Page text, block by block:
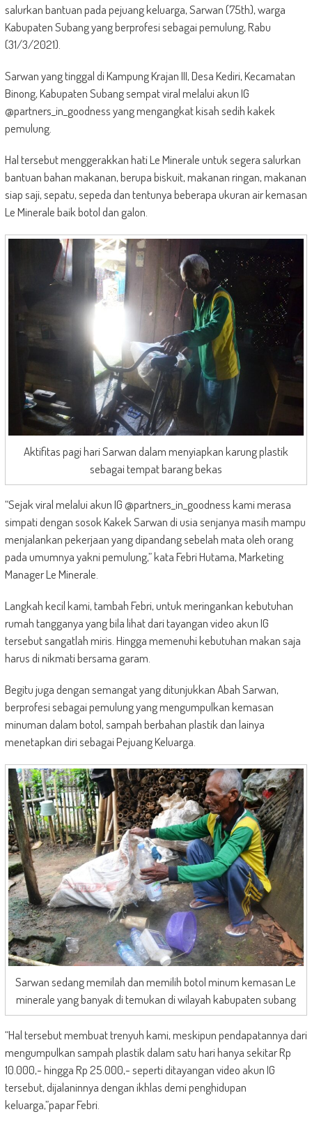
salurkan bantuan pada pejuang keluarga, Sarwan (75th), warga
Kabupaten Subang yang berprofesi sebagai pemulung, Rabu
(31/3/2021).
Sarwan yang tinggal di Kampung Krajan III, Desa Kediri, Kecamatan
Binong, Kabupaten Subang sempat viral melalui akun IG
@partners_in_goodness yang mengangkat kisah sedih kakek
pemulung.
Hal tersebut menggerakkan hati Le Minerale untuk segera salurkan
bantuan bahan makanan, berupa biskuit, makanan ringan, makanan
siap saji, sepatu, sepeda dan tentunya beberapa ukuran air kemasan
Le Minerale baik botol dan galon.
Aktifitas pagi hari Sarwan dalam menyiapkan karung plastik
sebagai tempat barang bekas
“Sejak viral melalui akun IG @partners_in_goodness kami merasa
simpati dengan sosok Kakek Sarwan di usia senjanya masih mampu
menjalankan pekerjaan yang dipandang sebelah mata oleh orang
pada umumnya yakni pemulung,” kata Febri Hutama, Marketing
Manager Le Minerale.
Langkah kecil kami, tambah Febri, untuk meringankan kebutuhan
rumah tangganya yang bila lihat dari tayangan video akun IG
tersebut sangatlah miris. Hingga memenuhi kebutuhan makan saja
harus di nikmati bersama garam.
Begitu juga dengan semangat yang ditunjukkan Abah Sarwan,
berprofesi sebagai pemulung yang mengumpulkan kemasan
minuman dalam botol, sampah berbahan plastik dan lainya
menetapkan diri sebagai Pejuang Keluarga.
Sarwan sedang memilah dan memilih botol minum kemasan Le
minerale yang banyak di temukan di wilayah kabupaten subang
“Hal tersebut membuat trenyuh kami, meskipun pendapatannya dari
mengumpulkan sampah plastik dalam satu hari hanya sekitar Rp
10.000,- hingga Rp 25.000,- seperti ditayangan video akun IG
tersebut, dijalaninnya dengan ikhlas demi penghidupan
keluarga,”papar Febri.